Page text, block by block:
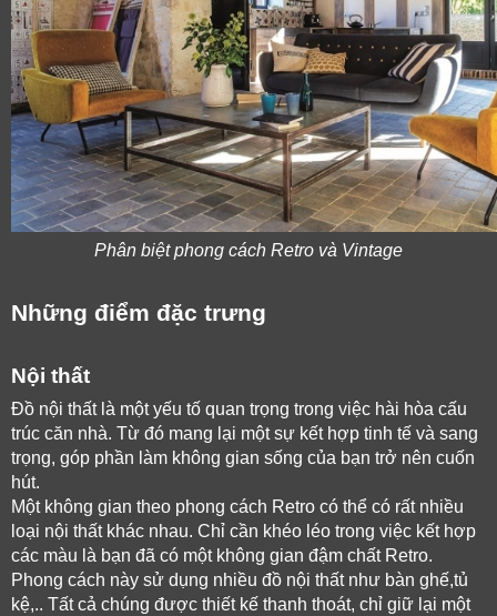
Phân biệt phong cách Retro và Vintage
Những điểm đặc trưng
Nội thất
Đồ nội thất là một yếu tố quan trọng trong việc hài hòa cấu
trúc căn nhà. Từ đó mang lại một sự kết hợp tinh tế và sang
trọng, góp phần làm không gian sống của bạn trở nên cuốn
hút.
Một không gian theo phong cách Retro có thể có rất nhiều
loại nội thất khác nhau. Chỉ cần khéo léo trong việc kết hợp
các màu là bạn đã có một không gian đậm chất Retro.
Phong cách này sử dụng nhiều đồ nội thất như bàn ghế,tủ
kệ,.. Tất cả chúng được thiết kế thanh thoát, chỉ giữ lại một